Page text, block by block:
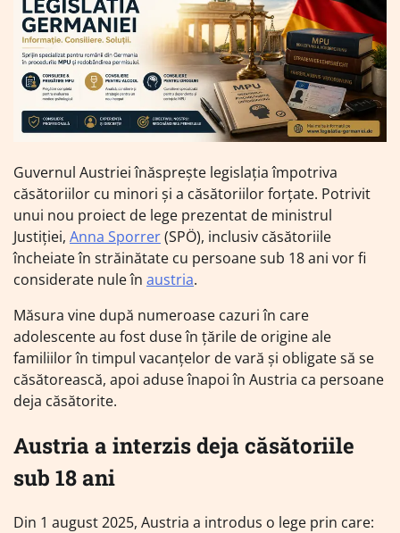
Guvernul Austriei înăsprește legislația împotriva
căsătoriilor cu minori și a căsătoriilor forțate. Potrivit
unui nou proiect de lege prezentat de ministrul
Justiției, Anna Sporrer(SPÖ), inclusiv căsătoriile
încheiate în străinătate cu persoane sub 18 ani vor fi
considerate nule în austria.
Măsura vine după numeroase cazuri în care
adolescente au fost duse în țările de origine ale
familiilor în timpul vacanțelor de vară și obligate să se
căsătorească, apoi aduse înapoi în Austria ca persoane
deja căsătorite.
Austria a interzis deja căsătoriile
sub 18 ani
Din 1 august 2025, Austria a introdus o lege prin care: